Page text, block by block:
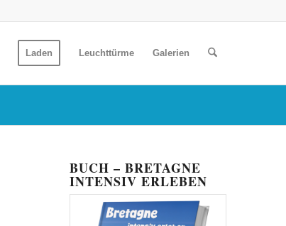
Laden Leuchttürme Galerien
BUCH – BRETAGNE
INTENSIV ERLEBEN